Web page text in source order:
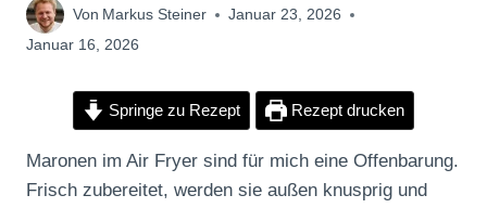
Von Markus Steiner
Januar 23, 2026
Januar 16, 2026
Springe zu Rezept Rezept drucken
Maronen im Air Fryer sind für mich eine Offenbarung.
Frisch zubereitet, werden sie außen knusprig und